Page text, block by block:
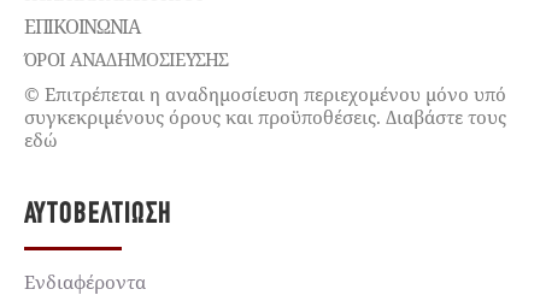
ΕΠΙΚΟΙΝΩΝΊΑ
ΌΡΟΙ ΑΝΑΔΗΜΟΣΙΕΥΣΗΣ
© Επιτρέπεται η αναδημοσίευση περιεχομένου μόνο υπό
συγκεκριμένους όρους και προϋποθέσεις. Διαβάστε τους
εδώ
ΑΥΤΟΒΕΛΤΊΩΣΗ
Ενδιαφέροντα